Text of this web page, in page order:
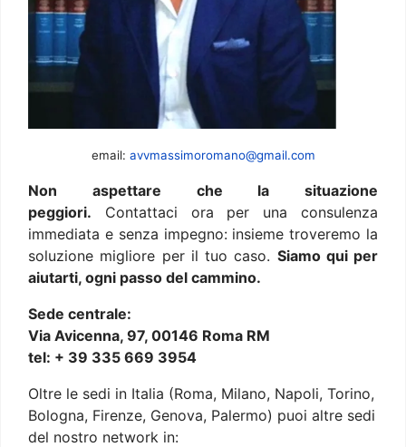
email: avvmassimoromano@gmail.com
Non aspettare che la situazione
peggiori. Contattaci ora per una consulenza
immediata e senza impegno: insieme troveremo la
soluzione migliore per il tuo caso. Siamo qui per
aiutarti, ogni passo del cammino.
Sede centrale:
Via Avicenna, 97, 00146 Roma RM
tel: + 39 335 669 3954
Oltre le sedi in Italia (Roma, Milano, Napoli, Torino,
Bologna, Firenze, Genova, Palermo) puoi altre sedi
del nostro network in: